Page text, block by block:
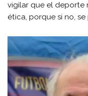
vigilar que el deporte
ética, porque si no,